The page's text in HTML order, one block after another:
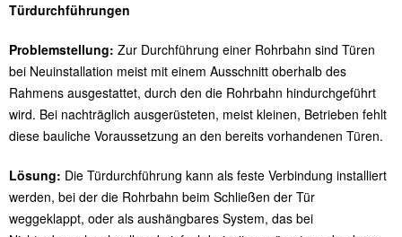
Türdurchführungen
Problemstellung: Zur Durchführung einer Rohrbahn sind Türen
bei Neuinstallation meist mit einem Ausschnitt oberhalb des
Rahmens ausgestattet, durch den die Rohrbahn hindurchgeführt
wird. Bei nachträglich ausgerüsteten, meist kleinen, Betrieben fehlt
diese bauliche Voraussetzung an den bereits vorhandenen Türen.
Lösung: Die Türdurchführung kann als feste Verbindung installiert
werden, bei der die Rohrbahn beim Schließen der Tür
weggeklappt, oder als aushängbares System, das bei